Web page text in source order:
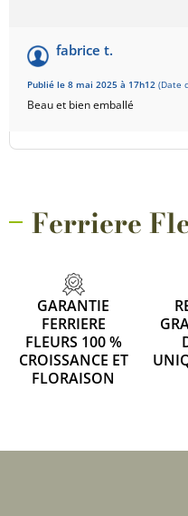
fabrice t.
Publié le 8 mai 2025 à 17h12 (Date
Beau et bien emballé
Ferriere
GARANTIE
FERRIERE
FLEURS 100 %
CROISSANCE ET
FLORAISON